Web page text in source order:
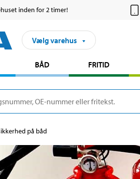
inden for 2 timer!
Vælg varehus
BÅD FRITID
på båd